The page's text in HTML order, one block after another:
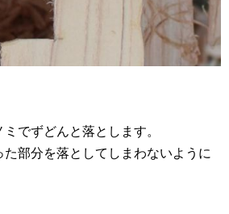
でずどんと落とします。
部分を落としてしまわないように